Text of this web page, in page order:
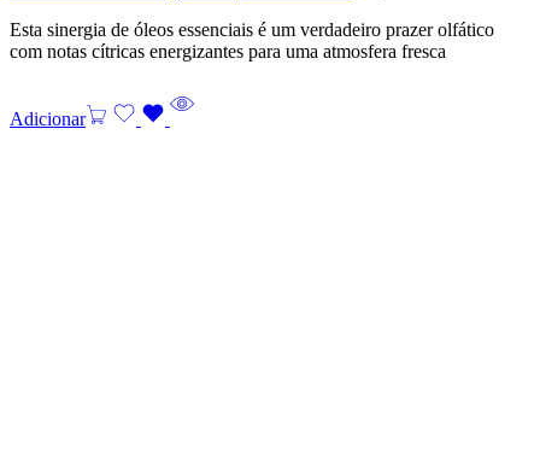
Esta sinergia de óleos essenciais é um verdadeiro prazer olfático
com notas cítricas energizantes para uma atmosfera fresca
Adicionar